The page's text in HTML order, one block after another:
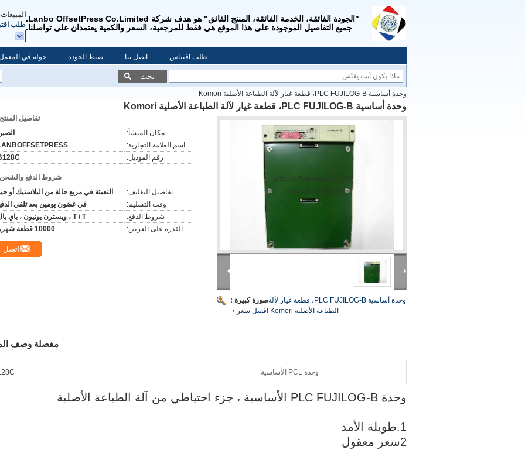
"الجودة الفائقة، الخدمة الفائقة، المنتج الفائق" هو هدف شركة Lanbo OffsetPress Co.Limited.
جميع التفاصيل الموجودة على هذا الموقع هي فقط للمرجعية، السعر والكمية يعتمدان على تواصلنا.طلب
جولة في ضبط الجودة اتصل بنا طلب اقتباس
بحث
وحدة أساسية PLC FUJILOG-B، قطعة غيار لآلة الطباعة الأصلية Komori
وحدة أساسية PLC FUJILOG-B، قطعة غيار لآلة الطباعة الأصلية Komori
صورة كبيرة :وحدة أساسية PLC FUJILOG-B، قطعة غيار لآلة
الطباعة الأصلية Komori
افضل سعر
تفاصيل
مكان المنشأ:
اسم العلامة التجارية:
رقم الموديل:
شروط الدفع
تفاصيل التغليف:
التعبئة في مربع حالة من البلاستيك أو
وقت التسليم:
في غضون يومين بعد تلقي
شروط الدفع:
T / T ، ويسترن يونيون ، باي بال
القدرة على العرض:
10000 قطعة شهريا
اتصل
مفصلة وصف
وحدة PCL الأساسية:
وحدة PLC FUJILOG-B الأساسية ، جزء احتياطي من آلة الطباعة الأصلية
1.طويلة الأمد
2سعر معقول